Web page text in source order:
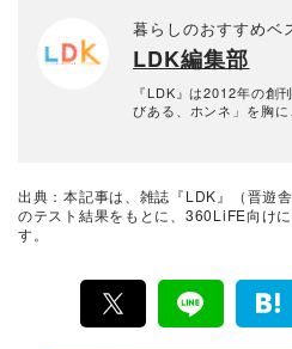
暮らしのおすすめベ
LDK編集部
『LDK』は2012年の創
びある、ホンネ」を胸
て見つけた「本当に良
選してあなたにお届け
出典：本記事は、雑誌『LDK』（晋遊
のテスト結果をもとに、360LiFE向け
す。